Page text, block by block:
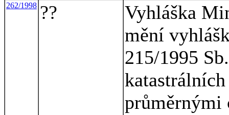
262/1998 ??
Vyhláška
mění
215/1995
průměrnými